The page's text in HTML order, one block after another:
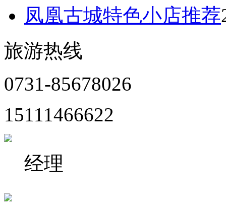
凤凰古城特色小店推荐
旅游热线
0731-85678026
15111466622
经理